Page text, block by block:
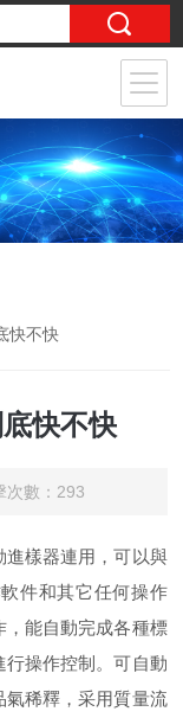
快不快
快不快
數：293
進樣器連用，可以與
件和其它任何操作
，能自動完成各種標
行操作控制。可自動
氣稀釋，采用質量流